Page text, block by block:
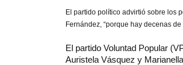
El partido político advirtió sobre los
Fernández, “porque hay decenas
El partido Voluntad Popular
Auristela Vásquez y